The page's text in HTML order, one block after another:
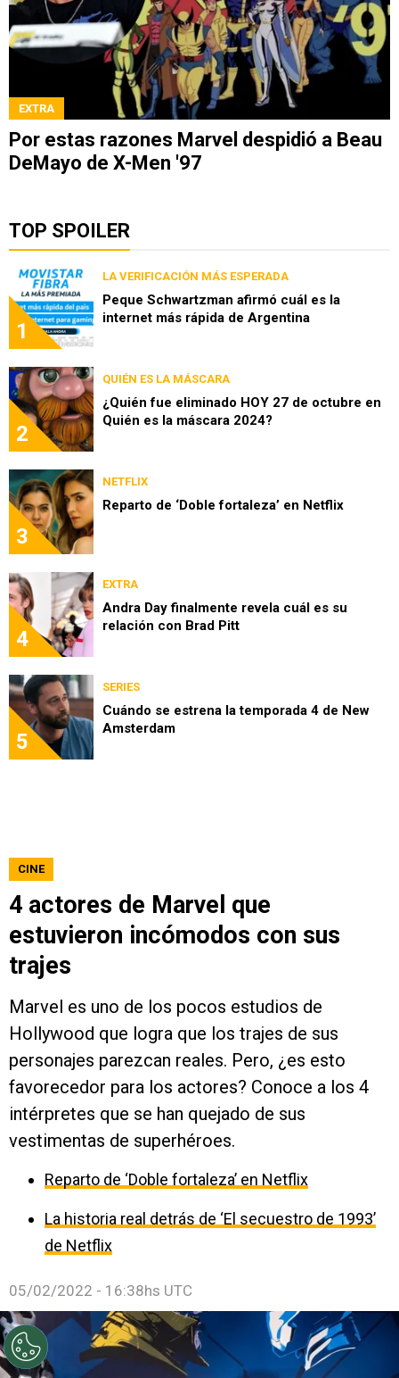
EXTRA
Por estas razones Marvel despidió a Beau
DeMayo de X-Men '97
TOP SPOILER
1
LA VERIFICACIÓN MÁS ESPERADA
Peque Schwartzman afirmó cuál es la
internet más rápida de Argentina
2
QUIÉN ES LA MÁSCARA
¿Quién fue eliminado HOY 27 de octubre en
Quién es la máscara 2024?
3
NETFLIX
Reparto de ‘Doble fortaleza’ en Netflix
4
EXTRA
Andra Day finalmente revela cuál es su
relación con Brad Pitt
5
SERIES
Cuándo se estrena la temporada 4 de New
Amsterdam
CINE
4 actores de Marvel que
estuvieron incómodos con sus
trajes
Marvel es uno de los pocos estudios de
Hollywood que logra que los trajes de sus
personajes parezcan reales. Pero, ¿es esto
favorecedor para los actores? Conoce a los 4
intérpretes que se han quejado de sus
vestimentas de superhéroes.
Reparto de ‘Doble fortaleza’ en Netflix
La historia real detrás de ‘El secuestro de 1993’
de Netflix
05/02/2022 - 16:38hs UTC